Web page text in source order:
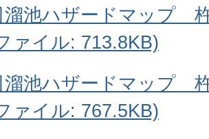
溜池ハザードマップ
ァイル: 713.8KB)
溜池ハザードマップ
ァイル: 767.5KB)